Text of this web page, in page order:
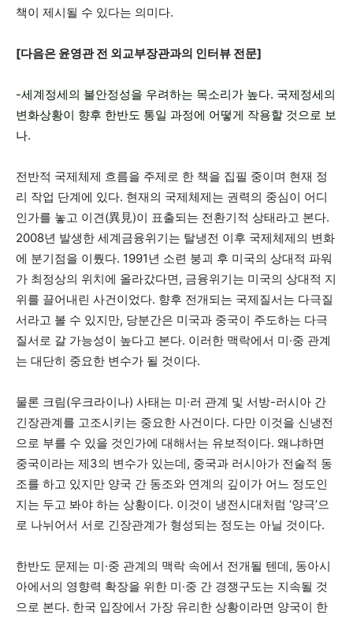
책이 제시될 수 있다는 의미다.
[다음은 윤영관 전 외교부장관과의 인터뷰 전문]
-세계정세의 불안정성을 우려하는 목소리가 높다. 국제정세의
변화상황이 향후 한반도 통일 과정에 어떻게 작용할 것으로 보
나.
전반적 국제체제 흐름을 주제로 한 책을 집필 중이며 현재 정
리 작업 단계에 있다. 현재의 국제체제는 권력의 중심이 어디
인가를 놓고 이견(異見)이 표출되는 전환기적 상태라고 본다.
2008년 발생한 세계금융위기는 탈냉전 이후 국제체제의 변화
에 분기점을 이뤘다. 1991년 소련 붕괴 후 미국의 상대적 파워
가 최정상의 위치에 올라갔다면, 금융위기는 미국의 상대적 지
위를 끌어내린 사건이었다. 향후 전개되는 국제질서는 다극질
서라고 볼 수 있지만, 당분간은 미국과 중국이 주도하는 다극
질서로 갈 가능성이 높다고 본다. 이러한 맥락에서 미·중 관계
는 대단히 중요한 변수가 될 것이다.
물론 크림(우크라이나) 사태는 미·러 관계 및 서방-러시아 간
긴장관계를 고조시키는 중요한 사건이다. 다만 이것을 신냉전
으로 부를 수 있을 것인가에 대해서는 유보적이다. 왜냐하면
중국이라는 제3의 변수가 있는데, 중국과 러시아가 전술적 동
조를 하고 있지만 양국 간 동조와 연계의 깊이가 어느 정도인
지는 두고 봐야 하는 상황이다. 이것이 냉전시대처럼 ‘양극’으
로 나뉘어서 서로 긴장관계가 형성되는 정도는 아닐 것이다.
한반도 문제는 미·중 관계의 맥락 속에서 전개될 텐데, 동아시
아에서의 영향력 확장을 위한 미·중 간 경쟁구도는 지속될 것
으로 본다. 한국 입장에서 가장 유리한 상황이라면 양국이 한